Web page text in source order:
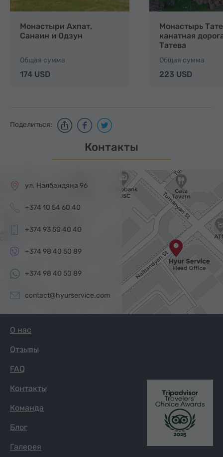
Монастыри Ахпат,
Санаин и Одзун
Общая сумма
174 USD
Монастырь
канатная
Татева
Общая сумма
223 USD
Поделиться:
Контакты
ул. Налбандяна 96
+374 10 54 60 40
+374 93 50 40 40
+374 98 40 50 89
+374 98 40 50 89
contact@hyurservice.com
О нас
Отзывы
FAQ
Контакты
Команда
Блог
Галерея